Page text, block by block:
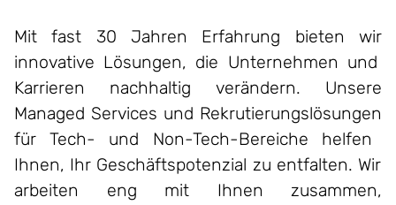
Mit fast 30 Jahren Erfahrung bieten
wir
innovative Lösungen, die Unternehmen und
Karrieren nachhaltig verändern. Unsere
Managed Services und Rekrutierungslösungen
für Tech- und Non-Tech-Bereiche
helfen
Ihnen, Ihr Geschäftspotenzial zu entfalten. Wir
arbeiten
eng mit Ihnen zusammen,